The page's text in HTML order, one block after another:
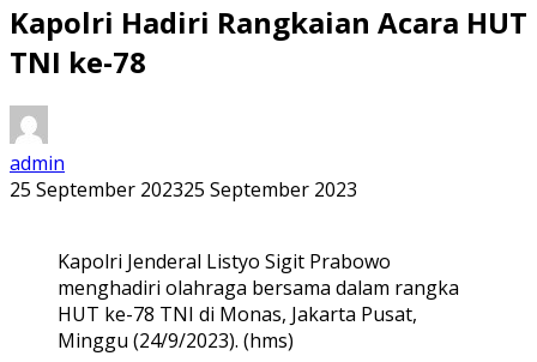
Kapolri Hadiri Rangkaian Acara HUT
TNI ke-78
admin
25 September 202325 September 2023
Kapolri Jenderal Listyo Sigit Prabowo
menghadiri olahraga bersama dalam rangka
HUT ke-78 TNI di Monas, Jakarta Pusat,
Minggu (24/9/2023). (hms)